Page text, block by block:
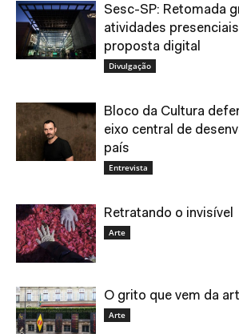
Sesc-SP: Retomada
atividades
proposta digital
Divulgação
Bloco da Cultura
eixo central de
país
Entrevista
Retratando o invisível
Arte
O grito que vem da
Arte